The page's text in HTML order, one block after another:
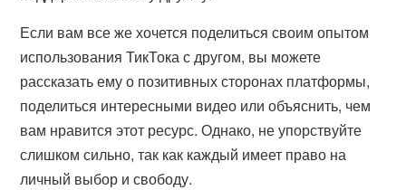
Если вам все же хочется поделиться своим опытом
использования ТикТока с другом, вы можете
рассказать ему о позитивных сторонах платформы,
поделиться интересными видео или объяснить, чем
вам нравится этот ресурс. Однако, не упорствуйте
слишком сильно, так как каждый имеет право на
личный выбор и свободу.